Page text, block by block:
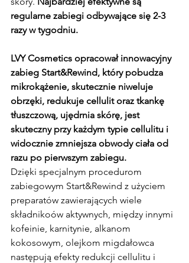
regularne zabiegi odbywające się 2-3
razy w tygodniu.
LVY Cosmetics opracował innowacyjny
zabieg Start&Rewind, który pobudza
mikrokążenie, skutecznie niweluje
obrzęki, redukuje cellulit oraz tkankę
tłuszczową, ujędrnia skórę, jest
skuteczny przy każdym typie cellulitu i
widocznie zmniejsza obwody ciała od
razu po pierwszym zabiegu.
Dzięki specjalnym procedurom
zabiegowym Start&Rewind z użyciem
preparatów zawierających wiele
składnikoów aktywnych, między innymi
kofeinie, karnitynie, alkanom
kokosowym, olejkom migdałowca
następują efekty redukcji cellulitu i